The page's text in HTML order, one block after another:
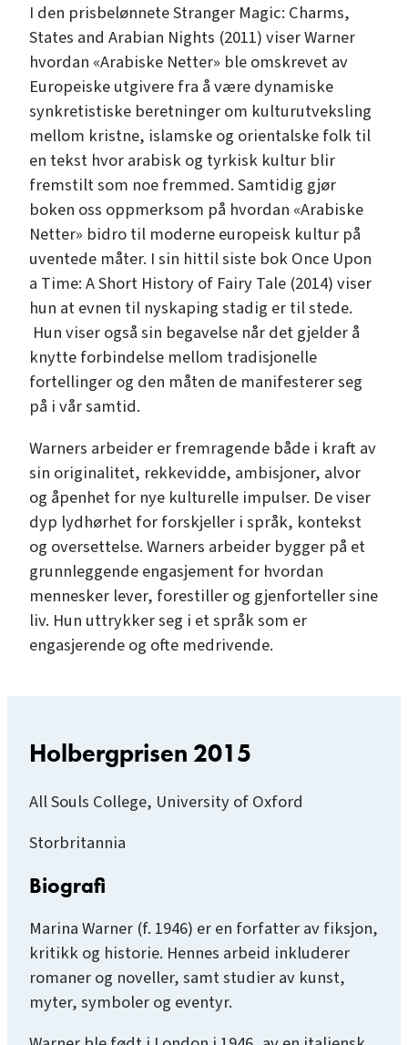
I den prisbelønnete Stranger Magic: Charms,
States and Arabian Nights (2011) viser Warner
hvordan «Arabiske Netter» ble omskrevet av
Europeiske utgivere fra å være dynamiske
synkretistiske beretninger om kulturutveksling
mellom kristne, islamske og orientalske folk til
en tekst hvor arabisk og tyrkisk kultur blir
fremstilt som noe fremmed. Samtidig gjør
boken oss oppmerksom på hvordan «Arabiske
Netter» bidro til moderne europeisk kultur på
uventede måter. I sin hittil siste bok Once Upon
a Time: A Short History of Fairy Tale (2014) viser
hun at evnen til nyskaping stadig er til stede.
Hun viser også sin begavelse når det gjelder å
knytte forbindelse mellom tradisjonelle
fortellinger og den måten de manifesterer seg
på i vår samtid.
Warners arbeider er fremragende både i kraft av
sin originalitet, rekkevidde, ambisjoner, alvor
og åpenhet for nye kulturelle impulser. De viser
dyp lydhørhet for forskjeller i språk, kontekst
og oversettelse. Warners arbeider bygger på et
grunnleggende engasjement for hvordan
mennesker lever, forestiller og gjenforteller sine
liv. Hun uttrykker seg i et språk som er
engasjerende og ofte medrivende.
Holbergprisen 2015
All Souls College, University of Oxford
Storbritannia
Biografi
Marina Warner (f. 1946) er en forfatter av fiksjon,
kritikk og historie. Hennes arbeid inkluderer
romaner og noveller, samt studier av kunst,
myter, symboler og eventyr.